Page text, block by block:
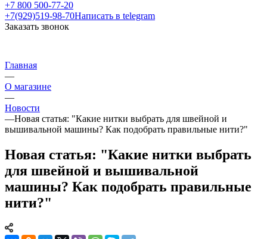
+7 800 500-77-20
+7(929)519-98-70Написать в telegram
Заказать звонок
Главная
—
О магазине
—
Новости
—Новая статья: "Какие нитки выбрать для швейной и
вышивальной машины? Как подобрать правильные нити?"
Новая статья: "Какие нитки выбрать
для швейной и вышивальной
машины? Как подобрать правильные
нити?"